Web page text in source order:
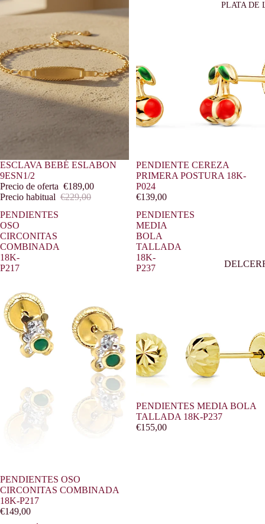
PLATA DE
Oferta
ESCLAVA BEBÉ ESLABON
9ESN1/2
Precio de oferta €189,00
Precio habitual €229,00
PENDIENTE CEREZA
PRIMERA POSTURA 18K-
P024
€139,00
PENDIENTES
OSO
CIRCONITAS
COMBINADA
18K-
P217
PENDIENTES OSO
CIRCONITAS COMBINADA
18K-P217
€149,00
PENDIENTES
MEDIA
BOLA
TALLADA
18K-
P237
PENDIENTES MEDIA BOLA
TALLADA 18K-P237
€155,00